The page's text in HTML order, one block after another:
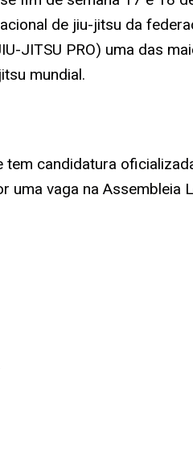
de jiu-jitsu da
JITSU PRO) uma das
mundial.
tem candidatura
uma vaga na Assembleia